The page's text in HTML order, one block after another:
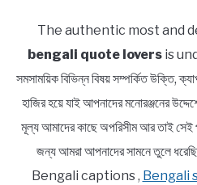
The authentic most and
bengali quote loversis
সমসাময়িক বিভিন্ন বিষয় সম্পর্কিত উক্তি,
হাজির হয়ে যাই আপনাদের মনোরঞ্জনের
মূল্য আমাদের কাছে অপরিসীম আর তাই সেই
জন্য আমরা আপনাদের সামনে তুলে
Bengali captions , Bengali